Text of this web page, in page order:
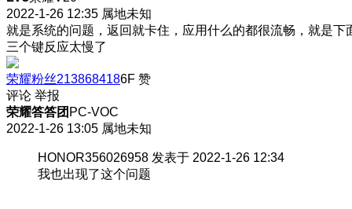
2022-1-26 12:35 属地未知
就是系统的问题，返回就卡住，应用什么的都很流畅，就是下
三个键反应太慢了
荣耀粉丝2138684186F 赞
评论 举报
荣耀答答团 PC-VOC
2022-1-26 13:05 属地未知
HONOR356026958 发表于 2022-1-26 12:34
我也出现了这个问题